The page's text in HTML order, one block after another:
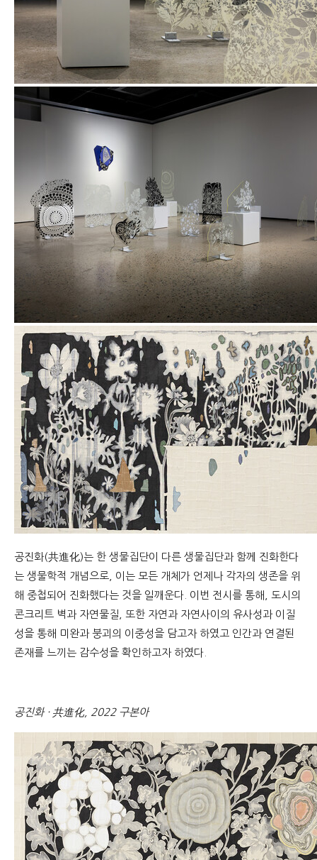
공진화(共進化)는 한 생물집단이 다른 생물집단과 함께 진화한다
는 생물학적 개념으로, 이는 모든 개체가 언제나 각자의 생존을 위
해 중첩되어 진화했다는 것을 일깨운다. 이번 전시를 통해, 도시의
콘크리트 벽과 자연물질, 또한 자연과 자연사이의 유사성과 이질
성을 통해 미완과 붕괴의 이중성을 담고자 하였고 인간과 연결된
존재를 느끼는 감수성을 확인하고자 하였다.
공진화 · 共進化, 2022 구본아